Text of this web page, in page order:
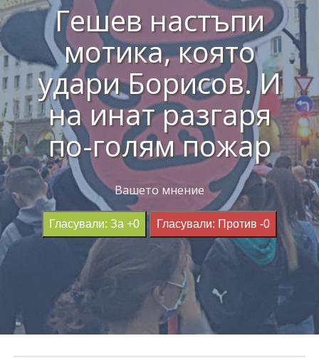
Гешев настъпи
мотика, която
удари Борисов. И
на инат разгаря
по-голям пожар
Вашето мнение
Гласували: За +0 Гласували: Против -0